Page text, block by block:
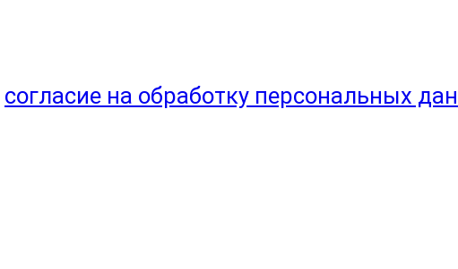
согласие на обработку персональных